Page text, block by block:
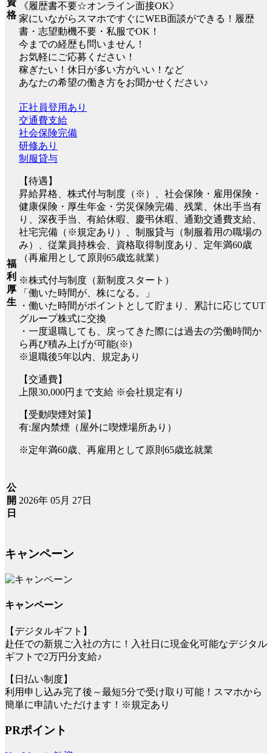
資
格
《履歴書不要☆オンライン面接OK》
家にいながらスマホですぐにWEB面談ができる！履歴
書・志望動機不要・私服でOK！
今までの経歴も問いません！
お気軽にご応募ください！
稼ぎたい！休日が多い方がいい！など
あなたの希望の働き方をお聞かせください♪
福
利
厚
生
正社員登用あり
交通費支給
社会保険完備
研修あり
制服貸与
【待遇】
昇給昇格、株式付与制度（※）、社会保険・雇用保険・
健康保険・厚生年金・労災保険完備、残業、休出手当有
り、深夜手当、有給休暇、慶弔休暇、通勤交通費支給、
社宅完備（※規定あり）、制服貸与（制服着用の職場の
み）、従業員持株会、資格取得制度あり、定年満60歳
（再雇用として原則65歳迄就業）
※株式付与制度（新制度スタート）
「働いた時間が、株になる。」
・働いた時間がポイントとして貯まり、累計に応じてUT
グループ株式に交換
・一度退職しても、戻ってきた際には過去の労働時間か
ら再び積み上げが可能(※)
※退職後5年以内、規定あり
【交通費】
上限30,000円まで支給 ※会社規定有り
【受動喫煙対策】
有:屋内禁煙（屋外に喫煙場所あり）
※定年満60歳、再雇用として原則65歳迄就業
公
開
日
2026年 05月 27日
キャンペーン
キャンペーン
【デジタルギフト】
赴任での新規ご入社の方に！入社日に現金化可能なデジタル
ギフトで2万円分支給♪
【日払い制度】
利用申し込み完了後～最短5分で受け取り可能！スマホから
簡単に申請いただけます！※規定あり
PRポイント